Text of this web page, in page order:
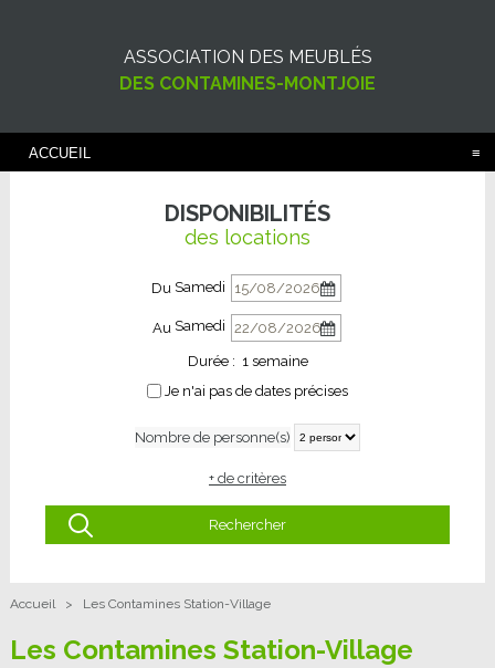
ASSOCIATION DES MEUBLÉS
DES CONTAMINES-MONTJOIE
ACCUEIL
Accueil > Les Contamines Station-Village
Les Contamines Station-Village
DISPONIBILITÉS
des locations
Du Samedi
Au Samedi
Durée : 1 semaine
Je n'ai pas de dates précises
Nombre de personne(s)
+ de critères